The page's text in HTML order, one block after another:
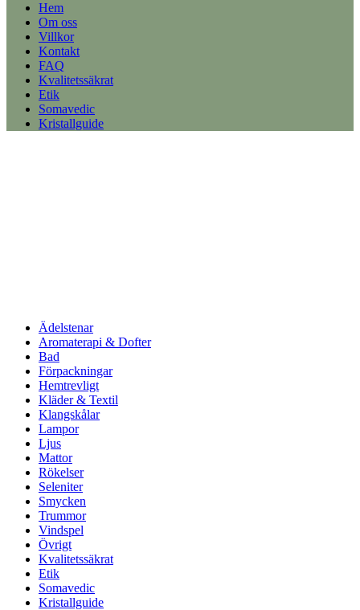
Hem
Om oss
Villkor
Kontakt
FAQ
Kvalitetssäkrat
Etik
Somavedic
Kristallguide
Ädelstenar
Aromaterapi & Dofter
Bad
Förpackningar
Hemtrevligt
Kläder & Textil
Klangskålar
Lampor
Ljus
Mattor
Rökelser
Seleniter
Smycken
Trummor
Vindspel
Övrigt
Kvalitetssäkrat
Etik
Somavedic
Kristallguide